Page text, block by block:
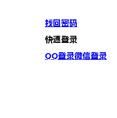
找回密码
快速登录
QQ登录微信登录